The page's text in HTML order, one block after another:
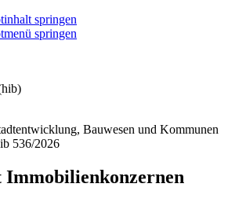
springen
springen
Bauwesen und Kommunen
536/2026
Immobilienkonzernen